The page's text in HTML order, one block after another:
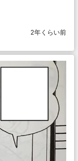
2年くらい前